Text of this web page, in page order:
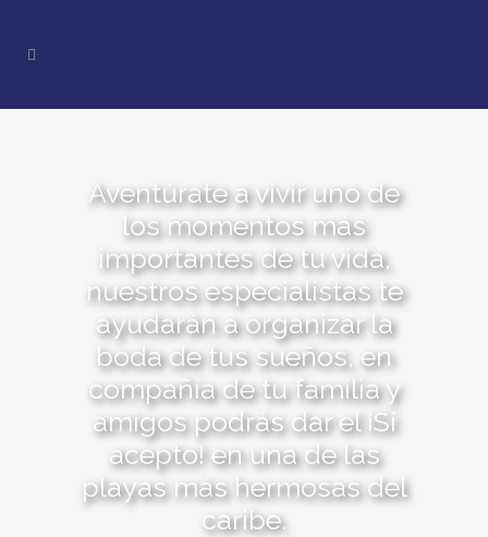
Aventúrate a vivir uno de
los momentos más
importantes de tu vida,
nuestros especialistas te
ayudarán a organizar la
boda de tus sueños, en
compañía de tu familia y
amigos podrás dar el ¡Sí
acepto! en una de las
playas más hermosas del
caribe.